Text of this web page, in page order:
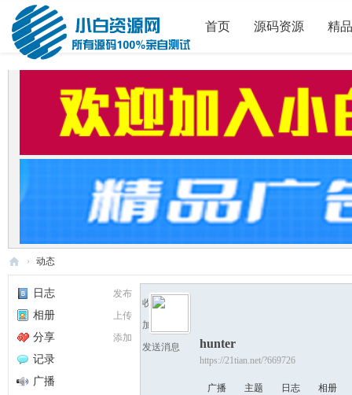
首页 源码资源 精
白
码
› 动态
发布
日志
上传
相册
添加
分享
记录
广播
收听TA
加为好友
发送消息
hunter
https://21tian.net/?669726
广播 主题 日志 相册